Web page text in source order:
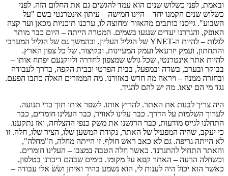
ובאמת, לפני כשלוש שנים הוא עמד להגשים גם את החלום הזה. לפני
כשלוש שנים הקמנו יחד – היינו חמישה – עיתון אינטרנטי בשם "על
השבוע". גייסנו כותבים מהאזור ומחוצה לו, ערכנו תוכניות מכאן ועד קצה
האופק, והגדרנו יעדים שנגעו בשמים. המטרה הייתה – היום כבר מותר
לגלות – להיות ה-YNET של הגליל העליון, ובהמשך גם של הגליל המערבי
והתחתון, ועמק יזרעאל ועמק המעיינות, ובקיצור, של כל צפון הארץ.
להיות אתר אינטרנטי, שכל גולש שמצפון לחדרה וליוקנעם יפתח אותו –
בבוקר ובערב, בשדה ובמפעל, בבית הפרטי ובבית הקפה, בדרך לעבודה
ובחזרה ממנה – ויראה מה חדש באזורנו. מה הממזרים האלה כתבו הפעם.
נגד מי הם יצאו. מה יש להם להגיד.
היה צריך לבנות את האתר. להריץ אותו. לשפר אותו תוך כדי תנועה.
לערוך השלמות על הדרך. כבר עלינו לאוויר, כבר העלינו חומרים, כבר
התחלנו לגייס מודעות, כבר הרגשנו את משק כנפי ההצלחה, ואז נתקענו.
כי יעקב, שהיה המפעיל של האתר, נקודת המשען שלו, הציר שלו, חלה. זו
לא הייתה גריפּה. גם לא כאב ראש חולף. זו הייתה מחלה, ה"מחלה",
והאתר התחיל להתנדנד. כאשר חלה הטבה במצבו – העלינו חומרים.
וכשחלה הרעה – האתר קפא על מקומו. בימים שבהם דיברנו בטלפון,
כאשר הוא יכול היה לענות לי, הוא נשמע בהיר ואיתן ושׂשׂ אלי עבודה –